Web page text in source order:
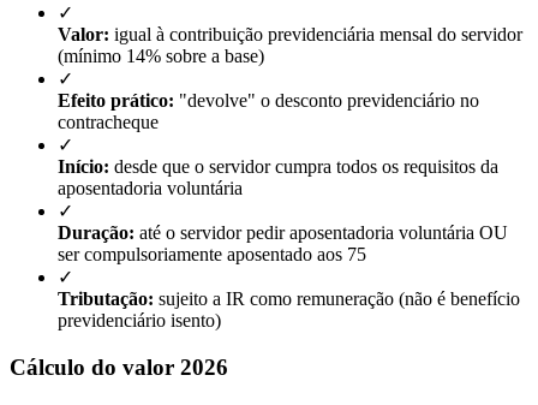
✓
Valor: igual à contribuição previdenciária mensal do servidor
(mínimo 14% sobre a base)
✓
Efeito prático: "devolve" o desconto previdenciário no
contracheque
✓
Início: desde que o servidor cumpra todos os requisitos da
aposentadoria voluntária
✓
Duração: até o servidor pedir aposentadoria voluntária OU
ser compulsoriamente aposentado aos 75
✓
Tributação: sujeito a IR como remuneração (não é benefício
previdenciário isento)
Cálculo do valor 2026